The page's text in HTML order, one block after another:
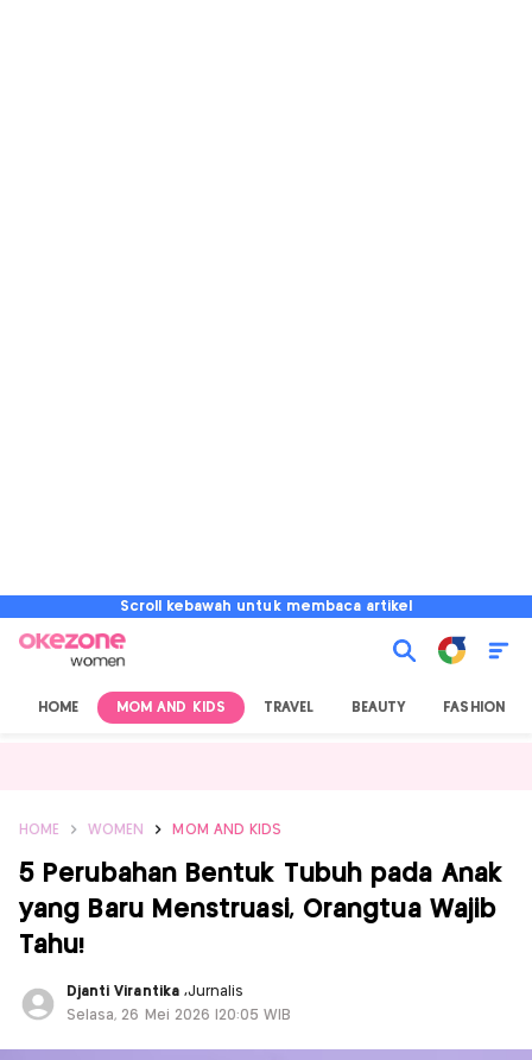
Scroll kebawah untuk membaca artikel
HOME MOM AND KIDS TRAVEL BEAUTY FASHION
HOME WOMEN MOM AND KIDS
5 Perubahan Bentuk Tubuh pada Anak
yang Baru Menstruasi, Orangtua Wajib
Tahu!
Djanti Virantika ,Jurnalis
Selasa, 26 Mei 2026 |20:05 WIB